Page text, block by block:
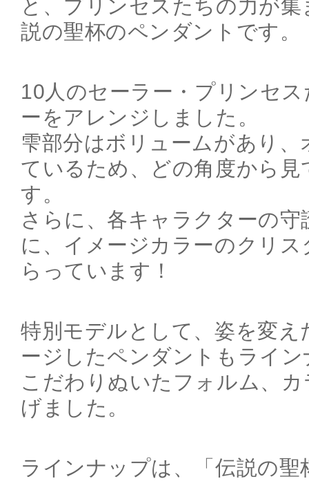
と、プリンセスたちの力が
説の聖杯のペンダントです。
10人のセーラー・プリンセ
ーをアレンジしました。
雫部分はボリュームがあり
ているため、どの角度から
す。
さらに、各キャラクターの守
に、イメージカラーのクリ
らっています！
特別モデルとして、姿を変え
ージしたペンダントもライ
こだわりぬいたフォルム、
げました。
ラインナップは、「伝説の聖